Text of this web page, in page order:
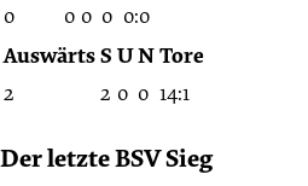
0 0 0 0 0:0
AuswärtsS UNTore
2 2 0 0 14:1
Der letzte BSV Sieg